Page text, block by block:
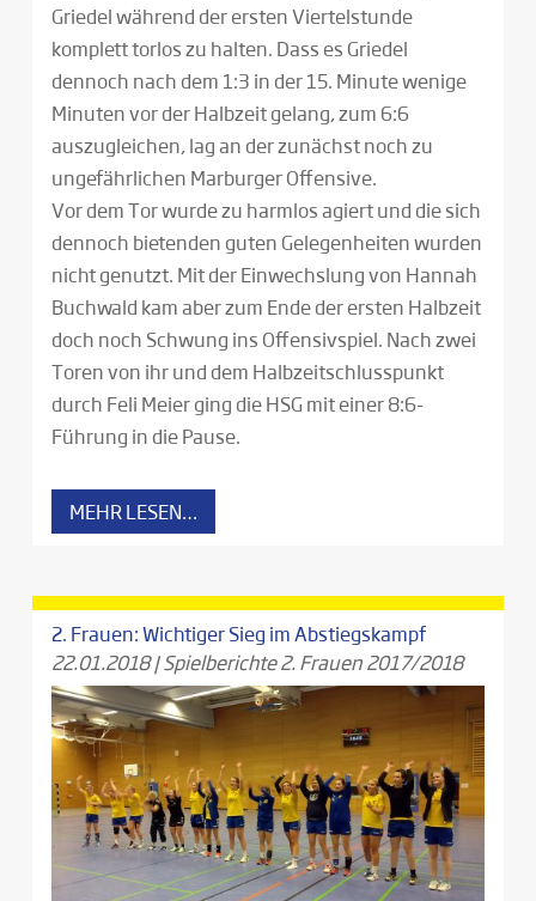
Griedel während der ersten Viertelstunde
komplett torlos zu halten. Dass es Griedel
dennoch nach dem 1:3 in der 15. Minute wenige
Minuten vor der Halbzeit gelang, zum 6:6
auszugleichen, lag an der zunächst noch zu
ungefährlichen Marburger Offensive.
Vor dem Tor wurde zu harmlos agiert und die sich
dennoch bietenden guten Gelegenheiten wurden
nicht genutzt. Mit der Einwechslung von Hannah
Buchwald kam aber zum Ende der ersten Halbzeit
doch noch Schwung ins Offensivspiel. Nach zwei
Toren von ihr und dem Halbzeitschlusspunkt
durch Feli Meier ging die HSG mit einer 8:6-
Führung in die Pause.
MEHR LESEN…
2. Frauen: Wichtiger Sieg im Abstiegskampf
22.01.2018|Spielberichte 2. Frauen 2017/2018